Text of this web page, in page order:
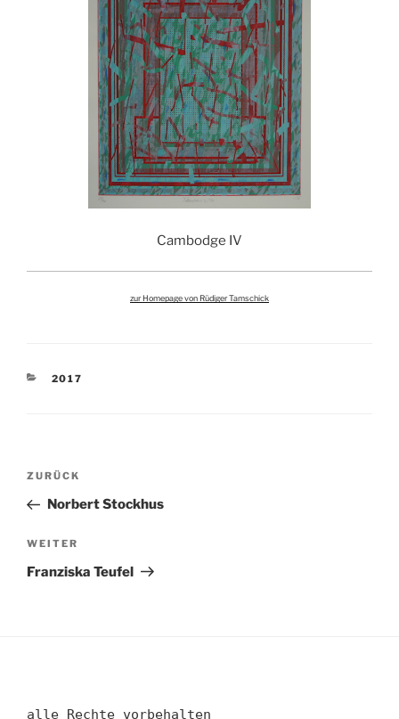
Cambodge IV
zur Homepage von Rüdiger Tamschick
KATEGORIEN
2017
Beitragsnavigation
Vorheriger
Beitrag
ZURÜCK
Norbert Stockhus
Nächster
Beitrag
WEITER
Franziska Teufel
alle Rechte vorbehalten